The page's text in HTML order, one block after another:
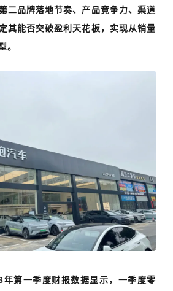
二品牌落地节奏、产品竞争力、渠道
其能否突破盈利天花板，实现从销量
。
第一季度财报数据显示，一季度零